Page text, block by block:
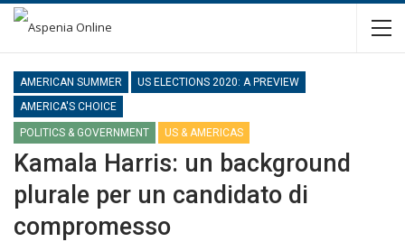
AMERICAN SUMMER
US ELECTIONS 2020: A PREVIEW
AMERICA'S CHOICE
POLITICS & GOVERNMENT US & AMERICAS
Kamala Harris: un background
plurale per un candidato di
compromesso